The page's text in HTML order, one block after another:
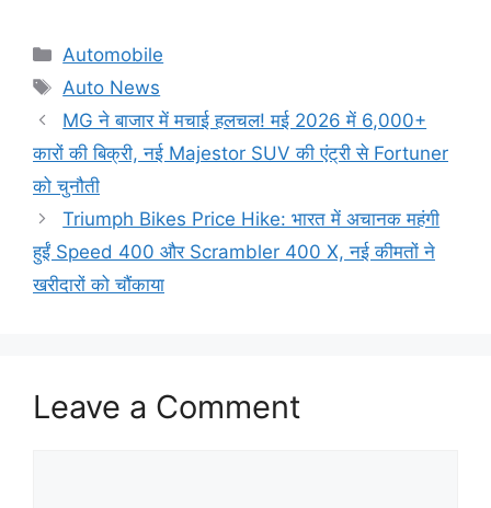
Categories
Automobile
Tags
Auto News
MG ने बाजार में मचाई हलचल! मई 2026 में 6,000+
कारों की बिक्री, नई Majestor SUV की एंट्री से Fortuner
को चुनौती
Triumph Bikes Price Hike: भारत में अचानक महंगी
हुईं Speed 400 और Scrambler 400 X, नई कीमतों ने
खरीदारों को चौंकाया
Leave a Comment